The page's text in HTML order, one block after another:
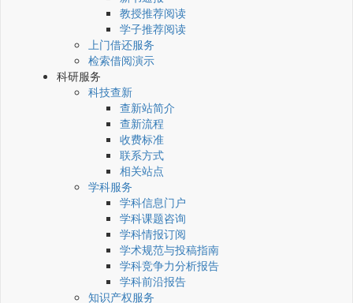
教授推荐阅读
学子推荐阅读
上门借还服务
检索借阅演示
科研服务
科技查新
查新站简介
查新流程
收费标准
联系方式
相关站点
学科服务
学科信息门户
学科课题咨询
学科情报订阅
学术规范与投稿指南
学科竞争力分析报告
学科前沿报告
知识产权服务